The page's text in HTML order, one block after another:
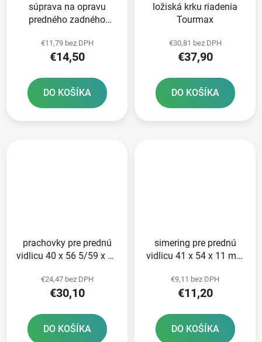
súprava na opravu
predného zadného
Tourmax
€11,79 bez DPH
€14,50
DO KOŠÍKA
ložiská krku riadenia
Tourmax
€30,81 bez DPH
€37,90
DO KOŠÍKA
prachovky pre prednú
vidlicu 40 x 56 5/59 x 15
ATHENA sada pre 2
tlmiče
€24,47 bez DPH
€30,10
DO KOŠÍKA
simering pre prednú
vidlicu 41 x 54 x 11 mm
sada na opravu 2
tlmičov
€9,11 bez DPH
€11,20
DO KOŠÍKA